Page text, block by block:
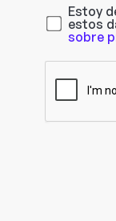
Estoy
estos
sobre